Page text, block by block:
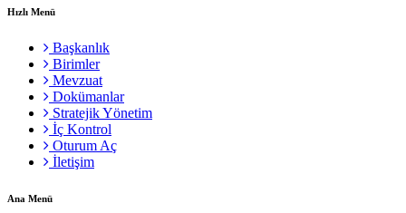
Hızlı Menü
Başkanlık
Birimler
Mevzuat
Dokümanlar
Stratejik Yönetim
İç Kontrol
Oturum Aç
İletişim
Ana Menü